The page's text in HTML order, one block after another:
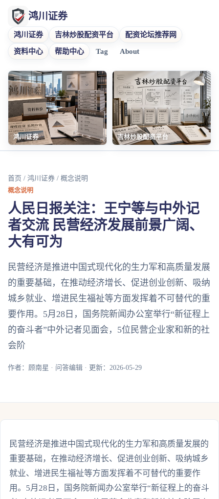
鸿川证券
鸿川证券 吉林炒股配资平台 配资论坛推荐网
资料中心 帮助中心 Tag About
鸿川证券 吉林炒股配资平台
首页 / 鸿川证券 / 概念说明
概念说明
人民日报关注：王宁等与中外记
者交流 民营经济发展前景广阔、
大有可为
民营经济是推进中国式现代化的生力军和高质量发展
的重要基础，在推动经济增长、促进创业创新、吸纳
城乡就业、增进民生福祉等方面发挥着不可替代的重
要作用。5月28日，国务院新闻办公室举行“新征程上
的奋斗者”中外记者见面会，5位民营企业家和新的社
会阶
作者：顾南星 · 问答编辑 · 更新：2026-05-29
民营经济是推进中国式现代化的生力军和高质量发展的
重要基础，在推动经济增长、促进创业创新、吸纳城乡
就业、增进民生福祉等方面发挥着不可替代的重要作
用。5月28日，国务院新闻办公室举行“新征程上的奋斗